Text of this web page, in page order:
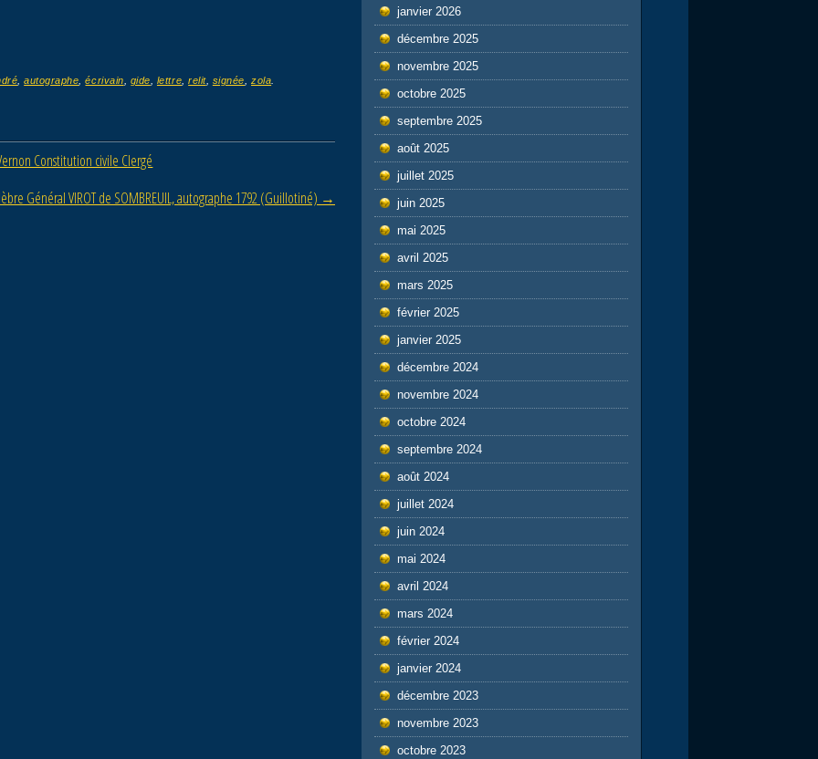
,autographe ,écrivain gide lettre ,relit, signée ,zola
Constitution civile Clergé
Général VIROT de SOMBREUIL, autographe 1792 (Guillotiné) →
janvier 2026
décembre 2025
novembre 2025
octobre 2025
septembre 2025
août 2025
juillet 2025
juin 2025
mai 2025
avril 2025
mars 2025
février 2025
janvier 2025
décembre 2024
novembre 2024
octobre 2024
septembre 2024
août 2024
juillet 2024
juin 2024
mai 2024
avril 2024
mars 2024
février 2024
janvier 2024
décembre 2023
novembre 2023
octobre 2023